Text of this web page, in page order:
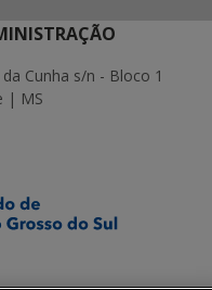
Cunha s/n - Bloco 1
| MS